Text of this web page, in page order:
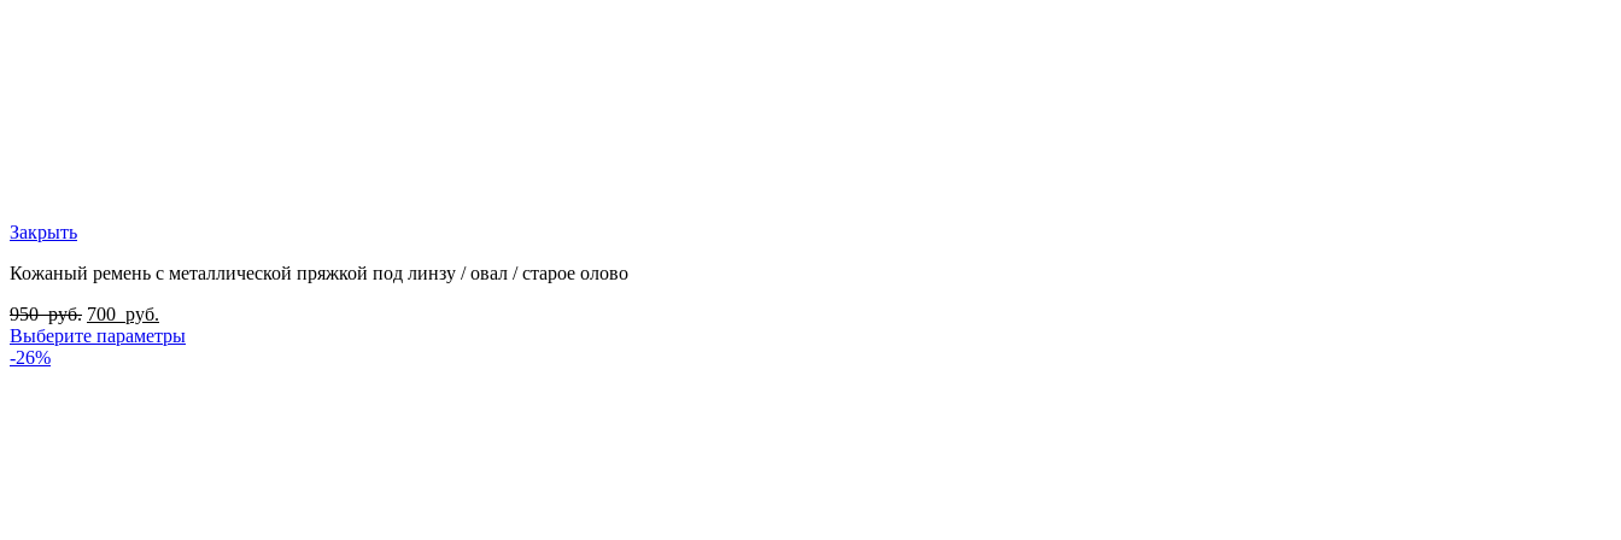
Закрыть
Кожаный ремень с металлической пряжкой под линзу / овал / старое олово
950руб. 700 руб.
Выберите параметры
-26%